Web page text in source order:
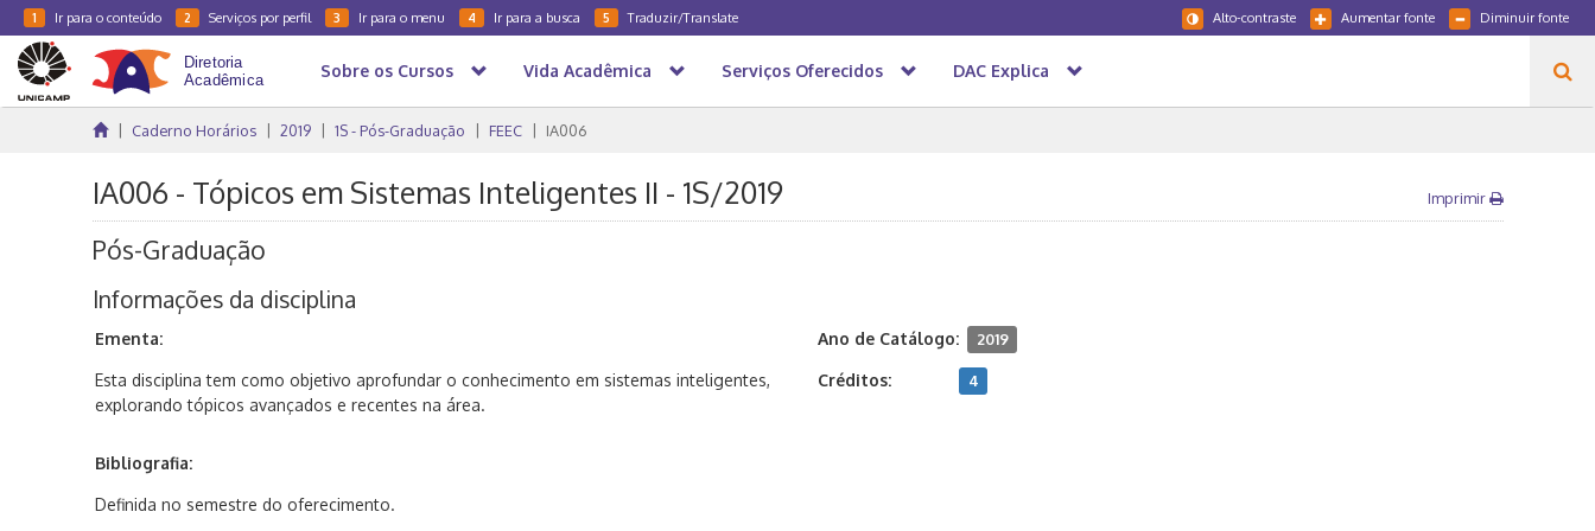
1 Ir para o conteúdo 2 Serviços por perfil 3 Ir para o menu 4 Ir para a busca 5 Traduzir/Translate Diminuir fonte
Aumentar fonte
Alto-contraste
Sobre os Cursos Vida Acadêmica Serviços Oferecidos DAC Explica
Caderno Horários 2019 1S - Pós-Graduação FEEC IA006
IA006 - Tópicos em Sistemas Inteligentes II - 1S/2019 Imprimir
Pós-Graduação
Informações da disciplina
Ementa:
Esta disciplina tem como objetivo aprofundar o conhecimento em sistemas inteligentes,
explorando tópicos avançados e recentes na área.
Bibliografia:
Definida no semestre do oferecimento.
Ano de Catálogo: 2019
Créditos: 4